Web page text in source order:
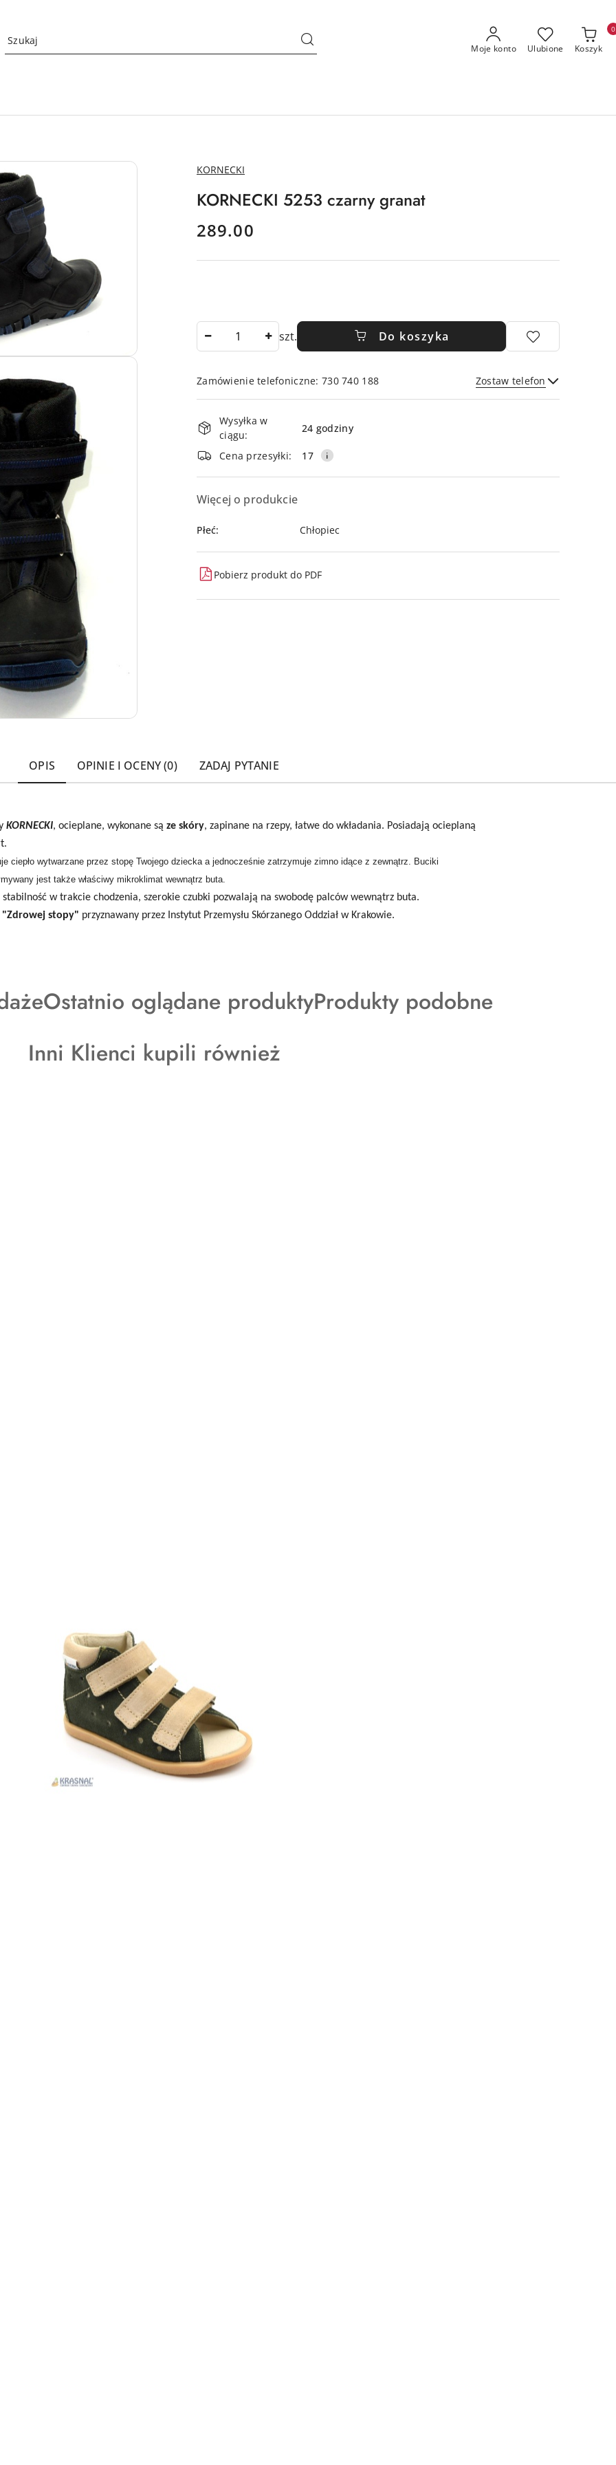
Moje konto Ulubione Koszyk
0
NAZWA
PRODUCENTA:
KORNECKI
KORNECKI 5253 czarny granat
cena:
289.00
szt. Do koszyka
Zamówienie telefoniczne: 730 740 188 Zostaw telefon
Wyślij
Dostępność
i
dostawa
Wysyłka w
ciągu:
24 godziny
Cena przesyłki: 17
Więcej o produkcie
Płeć: Chłopiec
Pobierz produkt do PDF
OPIS OPINIE I OCENY (0) ZADAJ PYTANIE
KORNECKI, ocieplane, wykonane są ze skóry, zapinane na rzepy, łatwe do wkładania. Posiadają ocieplaną
ciepło wytwarzane przez stopę Twojego dziecka a jednocześnie zatrzymuje zimno idące z zewnątrz. Buciki
jest także właściwy mikroklimat wewnątrz buta.
w trakcie chodzenia, szerokie czubki pozwalają na swobodę palców wewnątrz buta.
"Zdrowej stopy" przyznawany przez Instytut Przemysłu Skórzanego Oddział w Krakowie.
Produkty
statusie:
Ostatnio oglądane produktyProdukty
Produkty podobne
Produkty
Inni Klienci kupili również